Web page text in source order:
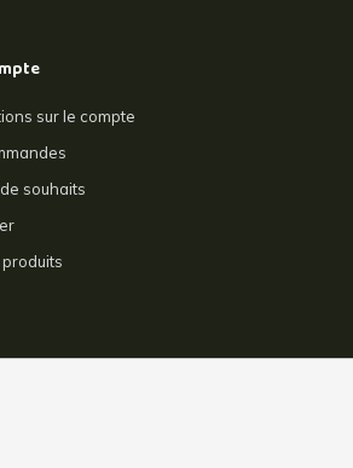
sur le compte
souhaits
produits